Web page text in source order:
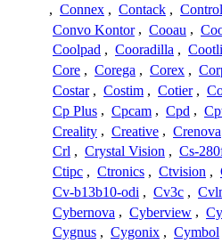
, Connex , Contack ,
Convo Kontor , Cooau ,
Coolpad , Cooradilla , Cootli
Core , Corega , Corex ,
Costar , Costim , Cotier ,
Cp Plus , Cpcam , Cpd ,
Creality , Creative , Crenova
Crl , Crystal Vision , Cs-
Ctipc , Ctronics , Ctvision ,
Cv-b13b10-odi , Cv3c ,
Cybernova , Cyberview ,
Cygnus , Cygonix , Cymbol